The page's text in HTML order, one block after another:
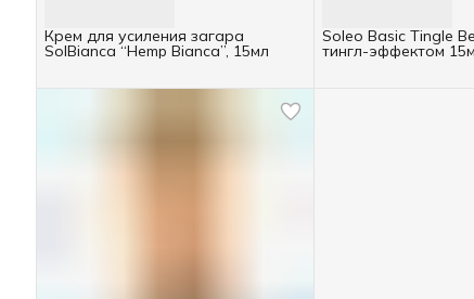
Крем для усиления загара
SolBianca “Hemp Bianca”, 15мл
Soleo Basic Tingle
тингл-эффектом